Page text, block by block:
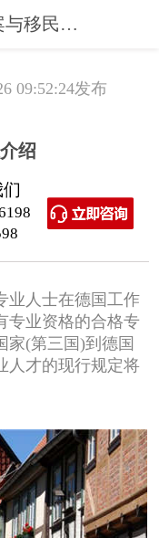
德国技术移民法案与移民步骤介绍
09:52:24发布
绍
人士在德国工作
专业资格的合格专
家(第三国)到德国
人才的现行规定将